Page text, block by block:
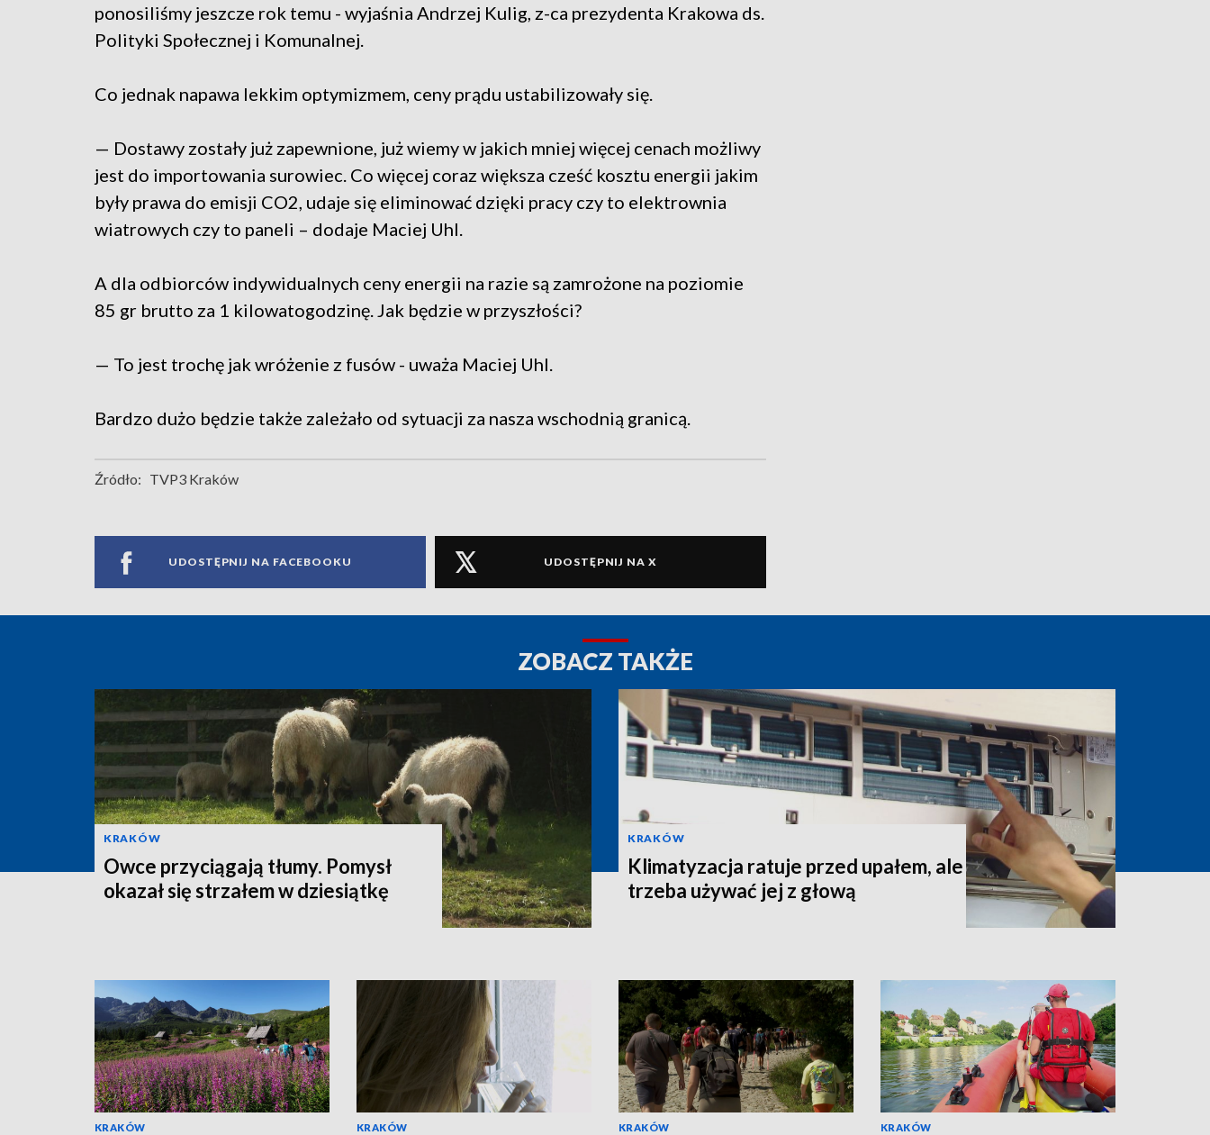
ponosiliśmy jeszcze rok temu - wyjaśnia Andrzej Kulig, z-ca prezydenta Krakowa ds.
Polityki Społecznej i Komunalnej.
Co jednak napawa lekkim optymizmem, ceny prądu ustabilizowały się.
— Dostawy zostały już zapewnione, już wiemy w jakich mniej więcej cenach możliwy
jest do importowania surowiec. Co więcej coraz większa cześć kosztu energii jakim
były prawa do emisji CO2, udaje się eliminować dzięki pracy czy to elektrownia
wiatrowych czy to paneli – dodaje Maciej Uhl.
A dla odbiorców indywidualnych ceny energii na razie są zamrożone na poziomie
85 gr brutto za 1 kilowatogodzinę. Jak będzie w przyszłości?
— To jest trochę jak wróżenie z fusów - uważa Maciej Uhl.
Bardzo dużo będzie także zależało od sytuacji za nasza wschodnią granicą.
Źródło: TVP3 Kraków
UDOSTĘPNIJ NA FACEBOOKU UDOSTĘPNIJ NA X
ZOBACZ TAKŻE
KRAKÓW
Owce przyciągają tłumy. Pomysł
okazał się strzałem w dziesiątkę
KRAKÓW
Klimatyzacja ratuje przed upałem, ale
trzeba używać jej z głową
KRAKÓW KRAKÓW KRAKÓW KRAKÓW